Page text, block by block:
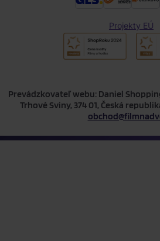
Projekty EÚ
Prevádzkovateľ webu: Daniel
Trhové Sviny, 374 01, Česká